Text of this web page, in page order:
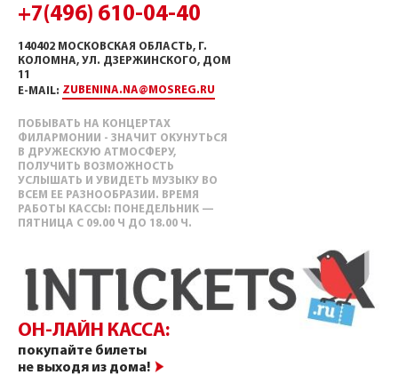
+7(496) 610-04-40
140402 МОСКОВСКАЯ ОБЛАСТЬ, Г.
КОЛОМНА, УЛ. ДЗЕРЖИНСКОГО, ДОМ
11
E-MAIL: ZUBENINA.NA@MOSREG.RU
ПОБЫВАТЬ НА КОНЦЕРТАХ
ФИЛАРМОНИИ - ЗНАЧИТ ОКУНУТЬСЯ
В ДРУЖЕСКУЮ АТМОСФЕРУ,
ПОЛУЧИТЬ ВОЗМОЖНОСТЬ
УСЛЫШАТЬ И УВИДЕТЬ МУЗЫКУ ВО
ВСЕМ ЕЕ РАЗНООБРАЗИИ. ВРЕМЯ
РАБОТЫ КАССЫ: ПОНЕДЕЛЬНИК —
ПЯТНИЦА С 09.00 Ч ДО 18.00 Ч.
ОН-ЛАЙН КАССА:
покупайте билеты
не выходя из дома!